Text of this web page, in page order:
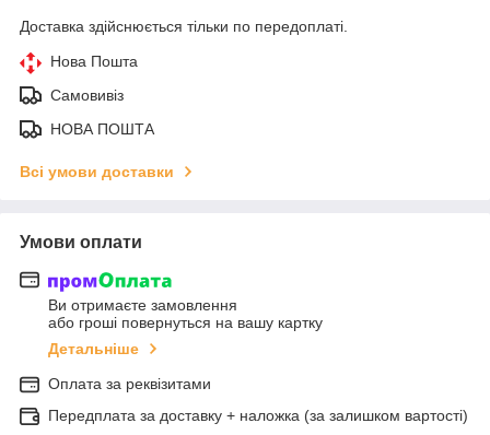
Доставка здійснюється тільки по передоплаті.
Нова Пошта
Самовивіз
НОВА ПОШТА
Всі умови доставки
Умови оплати
Ви отримаєте замовлення
або гроші повернуться на вашу картку
Детальніше
Оплата за реквізитами
Передплата за доставку + наложка (за залишком вартості)